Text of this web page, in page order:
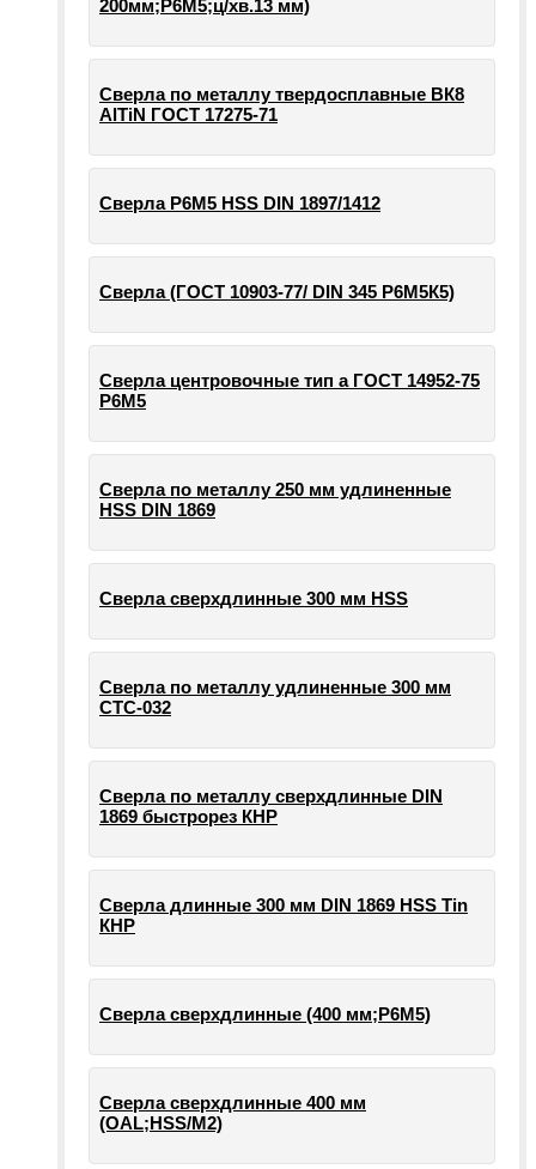
200мм;Р6М5;ц/хв.13 мм)
Сверла по металлу твердосплавные ВК8
AlTiN ГОСТ 17275-71
Сверла Р6М5 HSS DIN 1897/1412
Сверла (ГОСТ 10903-77/ DIN 345 Р6М5К5)
Сверла центровочные тип а ГОСТ 14952-75
Р6М5
Сверла по металлу 250 мм удлиненные
HSS DIN 1869
Сверла сверхдлинные 300 мм HSS
Сверла по металлу удлиненные 300 мм
СТС-032
Сверла по металлу сверхдлинные DIN
1869 быстрорез КНР
Сверла длинные 300 мм DIN 1869 HSS Tin
КНР
Сверла сверхдлинные (400 мм;Р6М5)
Сверла сверхдлинные 400 мм
(OAL;HSS/M2)